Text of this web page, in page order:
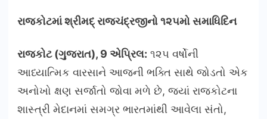
રાજકોટમાં શ્રીમદ્ રાજચંદ્રજીનો ૧૨૫મો સમાધિદિન
રાજકોટ (ગુજરાત), 9 એપ્રિલ: ૧૨૫ વર્ષોની
આધ્યાત્મિક વારસાને આજની ભક્તિ સાથે જોડતો એક
અનોખો ક્ષણ સર્જાતો જોવા મળે છે, જ્યાં રાજકોટના
શાસ્ત્રી મેદાનમાં સમગ્ર ભારતમાંથી આવેલા સંતો,